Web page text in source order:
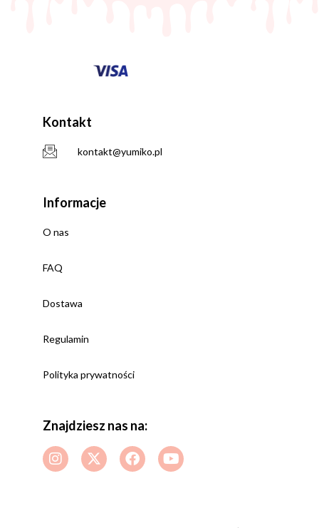
Kontakt
kontakt@yumiko.pl
Informacje
O nas
FAQ
Dostawa
Regulamin
Polityka prywatności
Znajdziesz nas na: